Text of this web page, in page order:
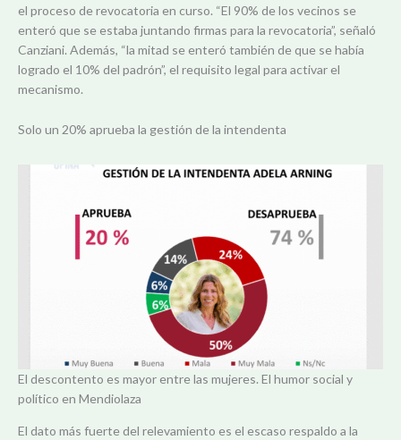
el proceso de revocatoria en curso. “El 90% de los vecinos se
enteró que se estaba juntando firmas para la revocatoria”, señaló
Canziani. Además, “la mitad se enteró también de que se había
logrado el 10% del padrón”, el requisito legal para activar el
mecanismo.
Solo un 20% aprueba la gestión de la intendenta
El descontento es mayor entre las mujeres. El humor social y
político en Mendiolaza
El dato más fuerte del relevamiento es el escaso respaldo a la